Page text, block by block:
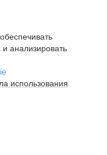
анализировать
использования